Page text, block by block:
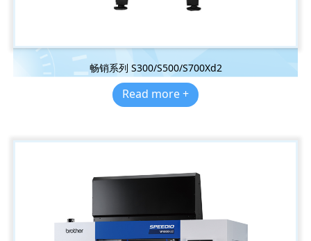
畅销系列 S300/S500/S700Xd2
Read more +